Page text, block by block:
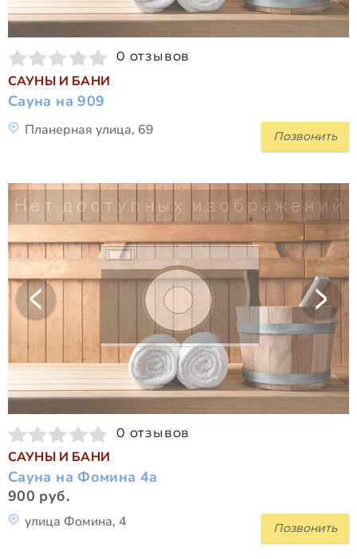
0 отзывов
САУНЫ И БАНИ
Сауна на 909
Позвонить
Планерная улица, 69
0 отзывов
САУНЫ И БАНИ
Сауна на Фомина 4а
900 руб.
Позвонить
улица Фомина, 4